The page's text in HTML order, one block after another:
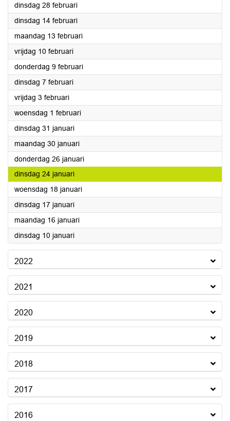
dinsdag 28 februari2023
dinsdag 14 februari2023
maandag 13 februari2023
vrijdag 10 februari2023
donderdag 9 februari2023
dinsdag 7 februari2023
vrijdag 3 februari2023
woensdag 1 februari2023
dinsdag 31 januari2023
maandag 30 januari2023
donderdag 26 januari2023
dinsdag 24 januari2023
woensdag 18 januari2023
dinsdag 17 januari2023
maandag 16 januari2023
dinsdag 10 januari2023
2022
2021
2020
2019
2018
2017
2016